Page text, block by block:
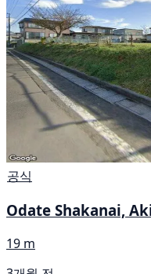
공식
Odate Shakanai,
19 m